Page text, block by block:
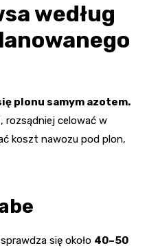
według
plonu samym azotem.
, rozsądniej celować w
koszt nawozu pod plon,
się około 40–50